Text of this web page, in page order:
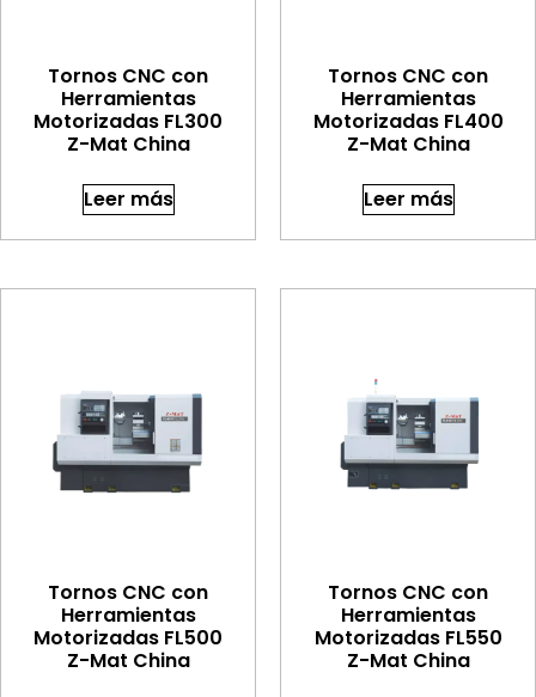
Tornos CNC con
Herramientas
Motorizadas FL300
Z-Mat China
Leer más
Tornos CNC con
Herramientas
Motorizadas FL400
Z-Mat China
Leer más
Tornos CNC con
Herramientas
Motorizadas FL500
Z-Mat China
Tornos CNC con
Herramientas
Motorizadas FL550
Z-Mat China